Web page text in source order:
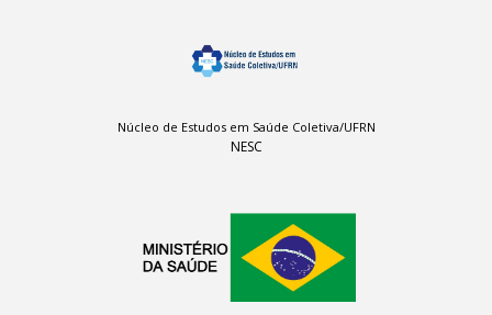
Núcleo de Estudos em Saúde Coletiva/UFRN
NESC